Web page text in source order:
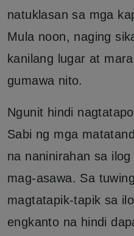
natuklasan sa mga
Mula noon, naging
kanilang lugar at
gumawa nito.
Ngunit hindi
Sabi ng mga
na naninirahan sa
mag-asawa. Sa
magtatapik-tapik sa
engkanto na hindi